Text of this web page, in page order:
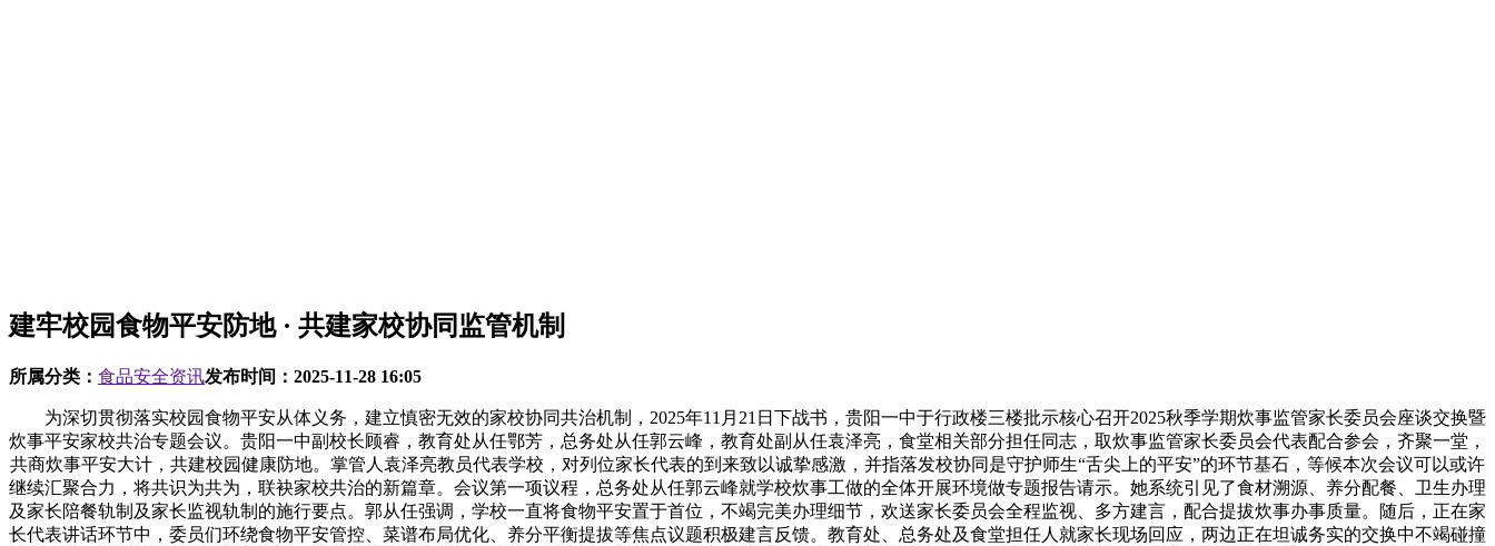
建牢校园食物平安防地 · 共建家校协同监管机制
所属分类： 食品安全资讯发布时间： 2025-11-28 16:05
为深切贯彻落实校园食物平安从体义务，建立慎密无效的家校协同共治机制，2025年11月21日下战书，贵阳一中于行政楼三楼批示核心召开2025秋季学期炊事监管家长委员会座谈交换暨
炊事平安家校共治专题会议。贵阳一中副校长顾睿，教育处从任鄂芳，总务处从任郭云峰，教育处副从任袁泽亮，食堂相关部分担任同志，取炊事监管家长委员会代表配合参会，齐聚一堂，
共商炊事平安大计，共建校园健康防地。掌管人袁泽亮教员代表学校，对列位家长代表的到来致以诚挚感激，并指落发校协同是守护师生“舌尖上的平安”的环节基石，等候本次会议可以或许
继续汇聚合力，将共识为共为，联袂家校共治的新篇章。会议第一项议程，总务处从任郭云峰就学校炊事工做的全体开展环境做专题报告请示。她系统引见了食材溯源、养分配餐、卫生办理
及家长陪餐轨制及家长监视轨制的施行要点。郭从任强调，学校一直将食物平安置于首位，不竭完美办理细节，欢送家长委员会全程监视、多方建言，配合提拔炊事办事质量。随后，正在家
长代表讲话环节中，委员们环绕食物平安管控、菜谱布局优化、养分平衡提拔等焦点议题积极建言反馈。教育处、总务处及食堂担任人就家长现场回应，两边正在坦诚务实的交换中不竭碰撞